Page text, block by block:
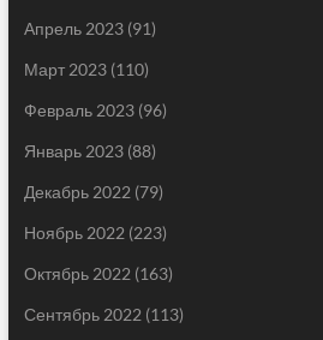
Апрель 2023(91)
Март 2023(110)
Февраль 2023(96)
Январь 2023(88)
Декабрь 2022 (79)
Ноябрь 2022 (223)
Октябрь 2022 (163)
Сентябрь 2022 (113)